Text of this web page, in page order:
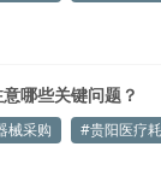
哪些关键问题？
械采购 #贵阳医疗